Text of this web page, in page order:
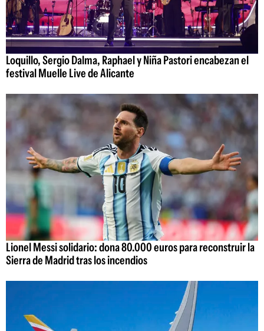
Loquillo, Sergio Dalma, Raphael y Niña Pastori encabezan el
festival Muelle Live de Alicante
Lionel Messi solidario: dona 80.000 euros para reconstruir la
Sierra de Madrid tras los incendios